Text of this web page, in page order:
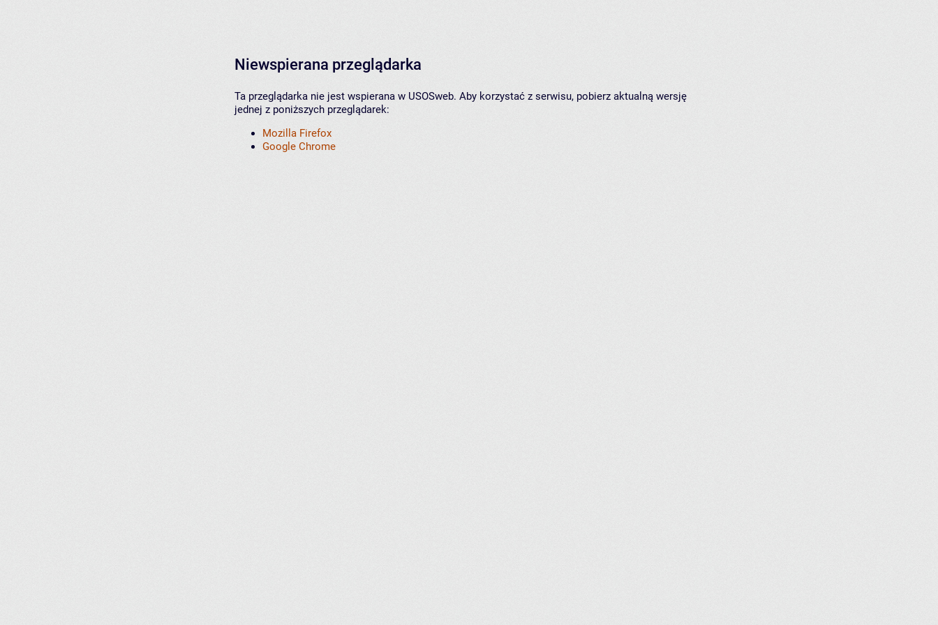
Niewspierana przeglądarka
Ta przeglądarka nie jest wspierana w USOSweb. Aby korzystać z serwisu, pobierz aktualną wersję
jednej z poniższych przeglądarek:
Mozilla Firefox
Google Chrome